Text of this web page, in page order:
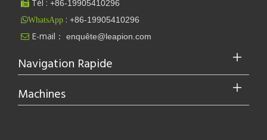
prix de machine de marquage laser co2
machine de marquage laser cnc
Machine de marquage laser à fibre 20W
Machine de marquage laser à fibre 3D
 Tél : +86-19905410296
WhatsApp : +86-19905410296
 E-mail： enquête@leapion.com
Navigation Rapide
Machines